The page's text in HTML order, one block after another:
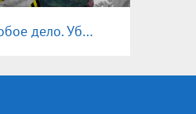
Особое дело. Убийство семьи Аветисян